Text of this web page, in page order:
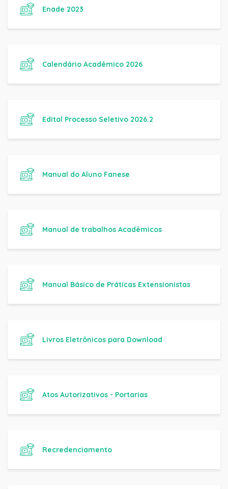
Enade 2023
Calendário Acadêmico 2026
Edital Processo Seletivo 2026.2
Manual do Aluno Fanese
Manual de trabalhos Acadêmicos
Manual Básico de Práticas Extensionistas
Livros Eletrônicos para Download
Atos Autorizativos - Portarias
Recredenciamento